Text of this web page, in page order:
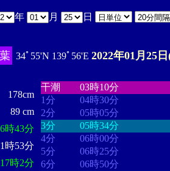
年 月 日
34ﾟ55'N 139ﾟ56'E 2022年01月25
178cm
89 cm
6時43分
時53分
17時2分
干潮
03時10分
1分
04時30分
2分
05時05分
3分
05時34分
4分
06時00分
5分
06時25分
6分
06時50分